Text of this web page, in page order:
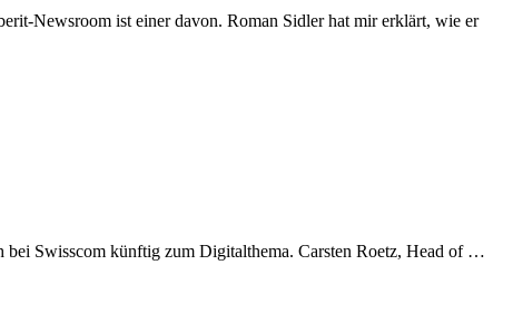
angepasst
Newsroom ist einer davon. Roman Sidler hat mir erklärt, wie er
Swisscom künftig zum Digitalthema. Carsten Roetz, Head of …